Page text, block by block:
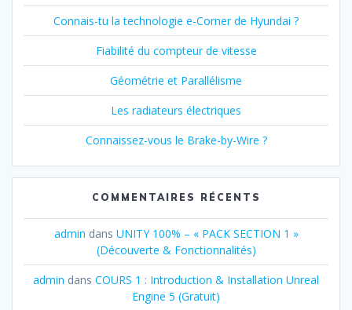
Connais-tu la technologie e-Corner de Hyundai ?
Fiabilité du compteur de vitesse
Géométrie et Parallélisme
Les radiateurs électriques
Connaissez-vous le Brake-by-Wire ?
COMMENTAIRES RÉCENTS
admin dans UNITY 100% – « PACK SECTION 1 »
(Découverte & Fonctionnalités)
admin dans COURS 1 : Introduction & Installation Unreal
Engine 5 (Gratuit)